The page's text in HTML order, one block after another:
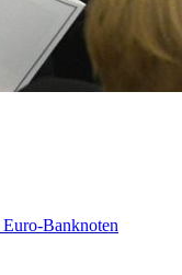
Euro-Banknoten